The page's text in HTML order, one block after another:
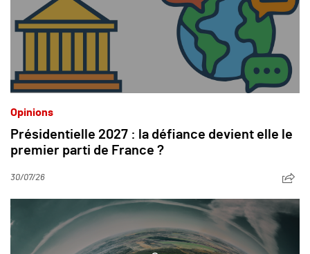
Opinions
Présidentielle 2027 : la défiance devient elle le
premier parti de France ?
30/07/26